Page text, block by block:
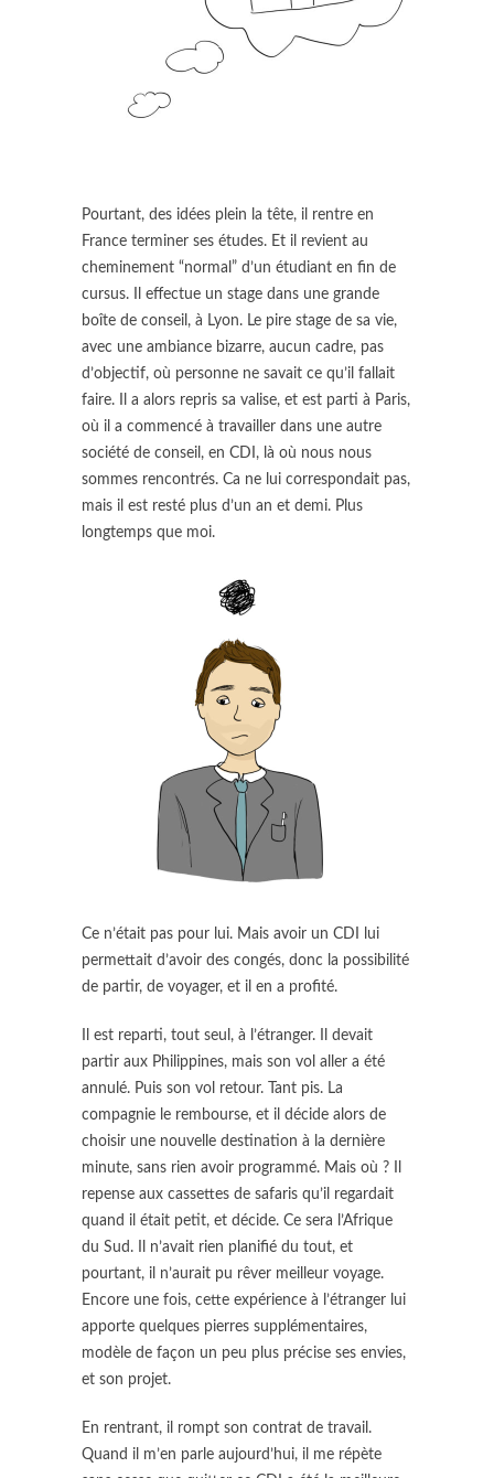
Pourtant, des idées plein la tête, il rentre en
France terminer ses études. Et il revient au
cheminement “normal” d’un étudiant en fin de
cursus. Il effectue un stage dans une grande
boîte de conseil, à Lyon. Le pire stage de sa vie,
avec une ambiance bizarre, aucun cadre, pas
d’objectif, où personne ne savait ce qu’il fallait
faire. Il a alors repris sa valise, et est parti à Paris,
où il a commencé à travailler dans une autre
société de conseil, en CDI, là où nous nous
sommes rencontrés. Ca ne lui correspondait pas,
mais il est resté plus d’un an et demi. Plus
longtemps que moi.
Ce n’était pas pour lui. Mais avoir un CDI lui
permettait d’avoir des congés, donc la possibilité
de partir, de voyager, et il en a profité.
Il est reparti, tout seul, à l’étranger. Il devait
partir aux Philippines, mais son vol aller a été
annulé. Puis son vol retour. Tant pis. La
compagnie le rembourse, et il décide alors de
choisir une nouvelle destination à la dernière
minute, sans rien avoir programmé. Mais où ? Il
repense aux cassettes de safaris qu’il regardait
quand il était petit, et décide. Ce sera l’Afrique
du Sud. Il n’avait rien planifié du tout, et
pourtant, il n’aurait pu rêver meilleur voyage.
Encore une fois, cette expérience à l’étranger lui
apporte quelques pierres supplémentaires,
modèle de façon un peu plus précise ses envies,
et son projet.
En rentrant, il rompt son contrat de travail.
Quand il m’en parle aujourd’hui, il me répète